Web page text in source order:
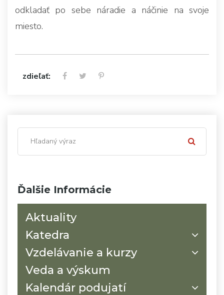
Ďalšie Informácie
Aktuality
Katedra
Vzdelávanie a kurzy
Veda a výskum
Kalendár podujatí
odkladať po sebe náradie a náčinie na svoje
miesto.
zdieľať: